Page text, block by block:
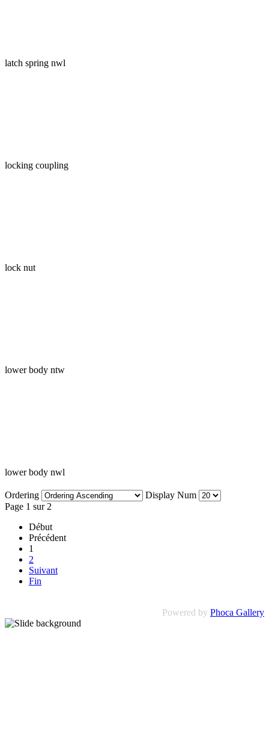
latch spring nwl
locking coupling
lock nut
lower body ntw
lower body nwl
Ordering
Display Num
Page 1 sur 2
Début
Précédent
1
2
Suivant
Fin
Powered by Phoca Gallery